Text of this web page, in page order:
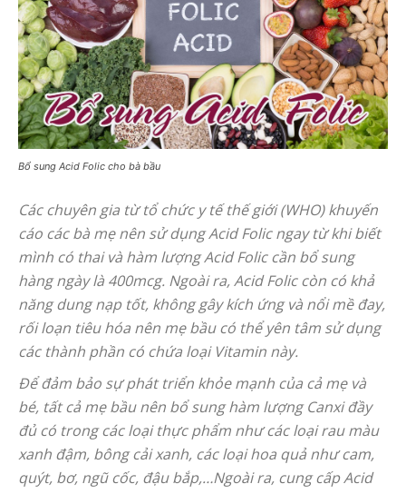
Bổ sung Acid Folic cho bà bầu
Các chuyên gia từ tổ chức y tế thế giới (WHO) khuyến
cáo các bà mẹ nên sử dụng Acid Folic ngay từ khi biết
mình có thai và hàm lượng Acid Folic cần bổ sung
hàng ngày là 400mcg. Ngoài ra, Acid Folic còn có khả
năng dung nạp tốt, không gây kích ứng và nổi mề đay,
rối loạn tiêu hóa nên mẹ bầu có thể yên tâm sử dụng
các thành phần có chứa loại Vitamin này.
Để đảm bảo sự phát triển khỏe mạnh của cả mẹ và
bé, tất cả mẹ bầu nên bổ sung hàm lượng Canxi đầy
đủ có trong các loại thực phẩm như các loại rau màu
xanh đậm, bông cải xanh, các loại hoa quả như cam,
quýt, bơ, ngũ cốc, đậu bắp,…Ngoài ra, cung cấp Acid